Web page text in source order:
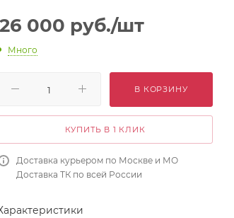
26 000 руб./шт
Много
В КОРЗИНУ
КУПИТЬ В 1 КЛИК
Доставка курьером по Москве и МО
Доставка ТК по всей России